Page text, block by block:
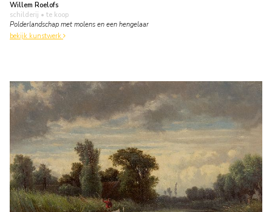
Willem Roelofs
schilderij • te koop
Polderlandschap met molens en een hengelaar
bekijk kunstwerk